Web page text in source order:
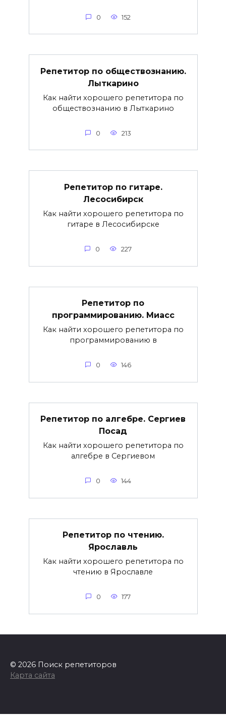
0 152
Репетитор по обществознанию.
Лыткарино
Как найти хорошего репетитора по
обществознанию в Лыткарино
0 213
Репетитор по гитаре.
Лесосибирск
Как найти хорошего репетитора по
гитаре в Лесосибирске
0 227
Репетитор по
программированию. Миасс
Как найти хорошего репетитора по
программированию в
0 146
Репетитор по алгебре. Сергиев
Посад
Как найти хорошего репетитора по
алгебре в Сергиевом
0 144
Репетитор по чтению.
Ярославль
Как найти хорошего репетитора по
чтению в Ярославле
0 177
© 2026 Поиск репетиторов
Карта сайта